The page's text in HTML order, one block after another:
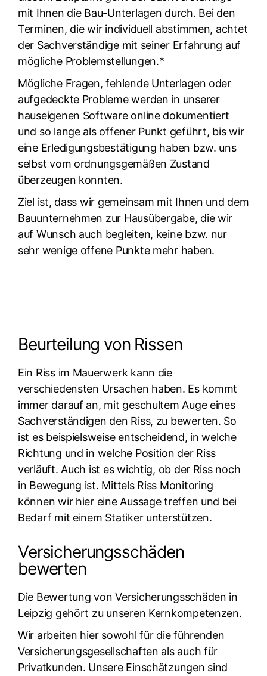
mit Ihnen die Bau-Unterlagen durch. Bei den
Terminen, die wir individuell abstimmen, achtet
der Sachverständige mit seiner Erfahrung auf
mögliche Problemstellungen.*
Mögliche Fragen, fehlende Unterlagen oder
aufgedeckte Probleme werden in unserer
hauseigenen Software online dokumentiert
und so lange als offener Punkt geführt, bis wir
eine Erledigungsbestätigung haben bzw. uns
selbst vom ordnungsgemäßen Zustand
überzeugen konnten.
Ziel ist, dass wir gemeinsam mit Ihnen und dem
Bauunternehmen zur Hausübergabe, die wir
auf Wunsch auch begleiten, keine bzw. nur
sehr wenige offene Punkte mehr haben.
Beurteilung von Rissen
Ein Riss im Mauerwerk kann die
verschiedensten Ursachen haben. Es kommt
immer darauf an, mit geschultem Auge eines
Sachverständigen den Riss, zu bewerten. So
ist es beispielsweise entscheidend, in welche
Richtung und in welche Position der Riss
verläuft. Auch ist es wichtig, ob der Riss noch
in Bewegung ist. Mittels Riss Monitoring
können wir hier eine Aussage treffen und bei
Bedarf mit einem Statiker unterstützen.
Versicherungsschäden
bewerten
Die Bewertung von Versicherungsschäden in
Leipzig gehört zu unseren Kernkompetenzen.
Wir arbeiten hier sowohl für die führenden
Versicherungsgesellschaften als auch für
Privatkunden. Unsere Einschätzungen sind